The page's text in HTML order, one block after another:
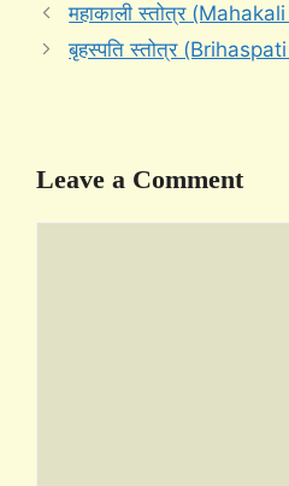
महाकाली स्तोत्र
बृहस्पति स्तोत्र
Leave a Comment